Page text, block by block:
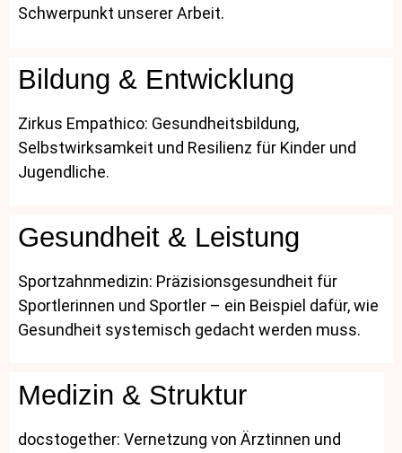
Schwerpunkt unserer Arbeit.
Bildung & Entwicklung
Zirkus Empathico: Gesundheitsbildung,
Selbstwirksamkeit und Resilienz für Kinder und
Jugendliche.
Gesundheit & Leistung
Sportzahnmedizin: Präzisionsgesundheit für
Sportlerinnen und Sportler – ein Beispiel dafür, wie
Gesundheit systemisch gedacht werden muss.
Medizin & Struktur
docstogether: Vernetzung von Ärztinnen und